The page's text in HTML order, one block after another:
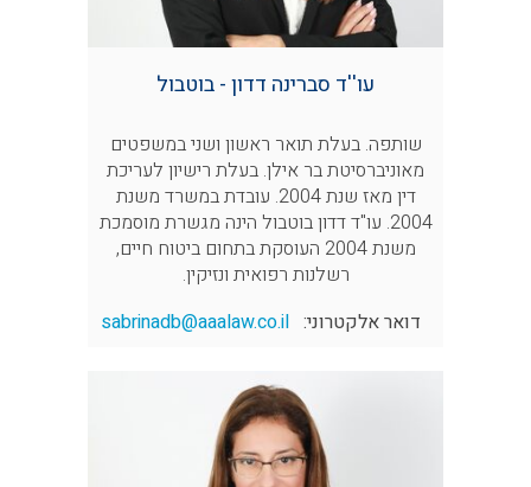
עו''ד סברינה דדון - בוטבול
שותפה. בעלת תואר ראשון ושני במשפטים
מאוניברסיטת בר אילן. בעלת רישיון לעריכת
דין מאז שנת 2004. עובדת במשרד משנת
2004. עו"ד דדון בוטבול הינה מגשרת מוסמכת
משנת 2004 העוסקת בתחום ביטוח חיים,
רשלנות רפואית ונזיקין.
דואר אלקטרוני: sabrinadb@aaalaw.co.il